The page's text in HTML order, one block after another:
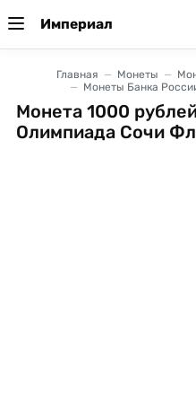
Империал
Главная Монеты
Монеты Банка
Монета 1000
Олимпиада Сочи